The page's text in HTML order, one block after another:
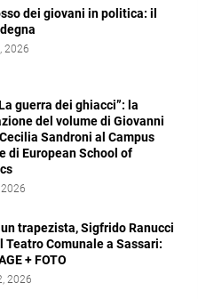
dei giovani in politica: il
2026
guerra dei ghiacci”: la
del volume di Giovanni
Sandroni al Campus
di European School of
trapezista, Sigfrido Ranucci
Teatro Comunale a Sassari:
+ FOTO
2026